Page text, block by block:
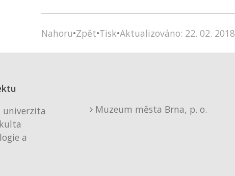
Nahoru•Zpět•Tisk•Aktualizováno: 22. 02. 2018
univerzita
a
Muzeum města Brna, p. o.